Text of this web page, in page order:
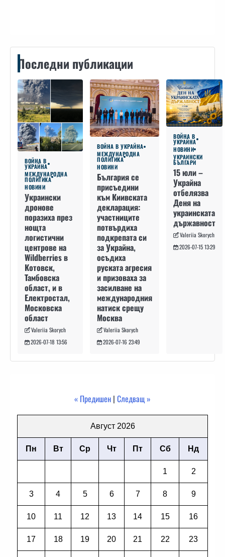
Последни публикации
ВОЙНА В
УКРАЙНА
МЕЖДУНАРОДНА
ПОЛИТИКА
НОВИНИ
Украински
дронове
поразиха през
нощта
логистични
центрове на
Wildberries в
Котовск,
Тамбовска
област, и в
Електростал,
Московска
област
Valeriia Skorych
2026-07-18 13:56
ВОЙНА В УКРАЙНА
МЕЖДУНАРОДНА
ПОЛИТИКА
НОВИНИ
България се
присъедини
към Киивската
декларация:
участниците
потвърдиха
подкрепата си
за Украйна,
осъдиха
руската агресия
и призоваха за
засилване на
международния
натиск срещу
Москва
Valeriia Skorych
2026-07-16 23:49
ВОЙНА В
УКРАЙНА
НОВИНИ
УКРАИНСКИ
БЪЛГАРИ
15 юли –
Украйна
отбелязва
Деня на
украинската
държавност
Valeriia Skorych
2026-07-15 13:29
« Предишен | Следващ »
Август 2026
Пн Вт Ср Чт Пт Сб Нд
1 2
3 4 5 6 7 8 9
10 11 12 13 14 15 16
17 18 19 20 21 22 23